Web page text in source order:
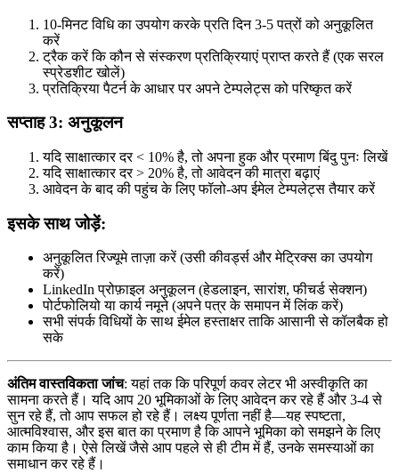
10-मिनट विधि का उपयोग करके प्रति दिन 3-5 पत्रों को अनुकूलित
करें
ट्रैक करें कि कौन से संस्करण प्रतिक्रियाएं प्राप्त करते हैं (एक सरल
स्प्रेडशीट खोलें)
प्रतिक्रिया पैटर्न के आधार पर अपने टेम्पलेट्स को परिष्कृत करें
सप्ताह 3: अनुकूलन
यदि साक्षात्कार दर < 10% है, तो अपना हुक और प्रमाण बिंदु पुनः लिखें
यदि साक्षात्कार दर > 20% है, तो आवेदन की मात्रा बढ़ाएं
आवेदन के बाद की पहुंच के लिए फॉलो-अप ईमेल टेम्पलेट्स तैयार करें
इसके साथ जोड़ें:
अनुकूलित रिज्यूमे ताज़ा करें (उसी कीवर्ड्स और मेट्रिक्स का उपयोग
करें)
LinkedIn प्रोफ़ाइल अनुकूलन (हेडलाइन, सारांश, फीचर्ड सेक्शन)
पोर्टफोलियो या कार्य नमूने (अपने पत्र के समापन में लिंक करें)
सभी संपर्क विधियों के साथ ईमेल हस्ताक्षर ताकि आसानी से कॉलबैक हो
सके
अंतिम वास्तविकता जांच: यहां तक कि परिपूर्ण कवर लेटर भी अस्वीकृति का
सामना करते हैं। यदि आप 20 भूमिकाओं के लिए आवेदन कर रहे हैं और 3-4 से
सुन रहे हैं, तो आप सफल हो रहे हैं। लक्ष्य पूर्णता नहीं है—यह स्पष्टता,
आत्मविश्वास, और इस बात का प्रमाण है कि आपने भूमिका को समझने के लिए
काम किया है। ऐसे लिखें जैसे आप पहले से ही टीम में हैं, उनके समस्याओं का
समाधान कर रहे हैं।